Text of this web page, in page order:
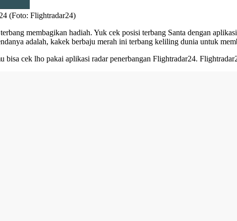
(Foto: Flightradar24)
membagikan hadiah. Yuk cek posisi terbang Santa dengan
adalah, kakek berbaju merah ini terbang keliling dunia untuk
bisa cek lho pakai aplikasi radar penerbangan Flightradar24.